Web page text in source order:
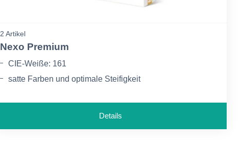
2 Artikel
Nexo Premium
CIE-Weiße: 161
satte Farben und optimale Steifigkeit
Details